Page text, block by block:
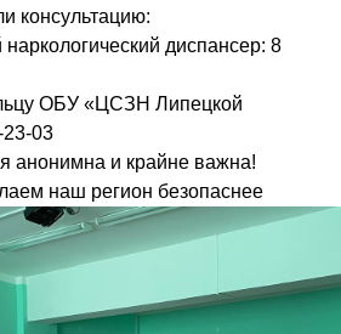
консультацию:
диспансер: 8
ОБУ «ЦСЗН Липецкой
23-03
и крайне важна!
наш регион безопаснее